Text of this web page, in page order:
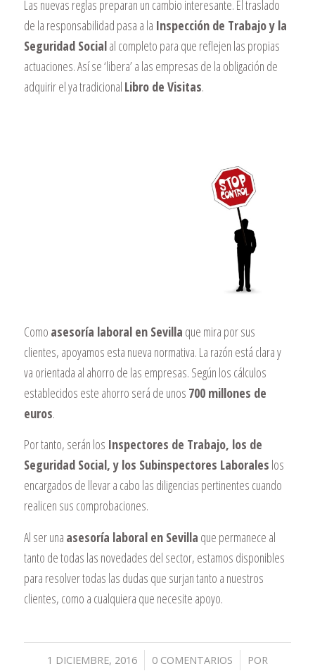
Las nuevas reglas preparan un cambio interesante. El traslado
de la responsabilidad pasa a la Inspección de Trabajo y la
Seguridad Socialal completo para que reflejen las propias
actuaciones. Así se ‘libera’ a las empresas de la obligación de
adquirir el ya tradicional Libro de Visitas.
Como asesoría laboral en Sevilla que mira por sus
clientes, apoyamos esta nueva normativa. La razón está clara y
va orientada al ahorro de las empresas. Según los cálculos
establecidos este ahorro será de unos 700 millones de
euros.
Por tanto, serán los Inspectores de Trabajo, los de
Seguridad Social, y los Subinspectores Laborales los
encargados de llevar a cabo las diligencias pertinentes cuando
realicen sus comprobaciones.
Al ser una asesoría laboral en Sevilla que permanece al
tanto de todas las novedades del sector, estamos disponibles
para resolver todas las dudas que surjan tanto a nuestros
clientes, como a cualquiera que necesite apoyo.
1 DICIEMBRE, 2016
/ 0 COMENTARIOS
/
POR